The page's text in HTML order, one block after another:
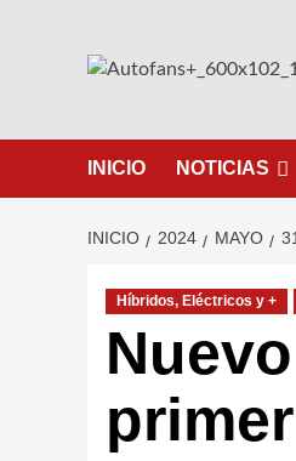
INICIO NOTICIAS
INICIO 2024 MAYO
Híbridos, Eléctricos y +